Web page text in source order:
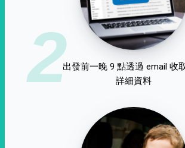
2出發前一晚 9 點透過 email 收
詳細資料